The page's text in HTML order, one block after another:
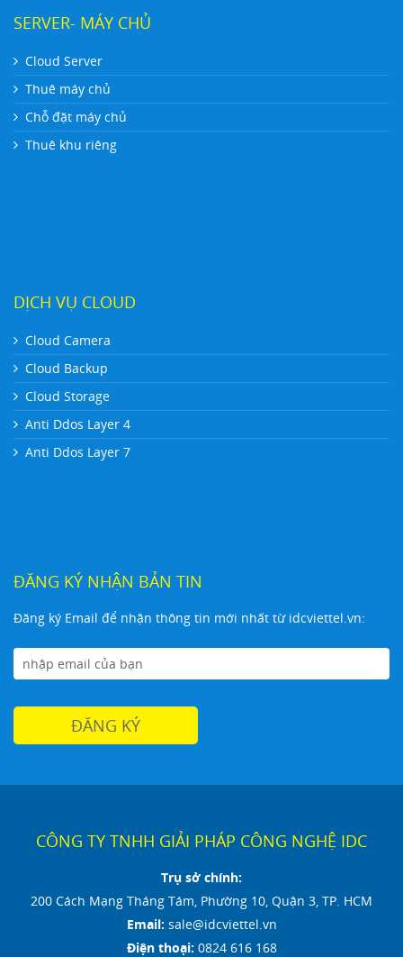
SERVER- MÁY CHỦ
Cloud Server
Thuê máy chủ
Chỗ đặt máy chủ
Thuê khu riêng
DỊCH VỤ CLOUD
Cloud Camera
Cloud Backup
Cloud Storage
Anti Ddos Layer 4
Anti Ddos Layer 7
ĐĂNG KÝ NHẬN BẢN TIN
Đăng ký Email để nhận thông tin mới nhất từ idcviettel.vn:
CÔNG TY TNHH GIẢI PHÁP CÔNG NGHỆ IDC
Trụ sở chính:
200 Cách Mạng Tháng Tám, Phường 10, Quận 3, TP. HCM
Email: sale@idcviettel.vn
Điện thoại: 0824 616 168